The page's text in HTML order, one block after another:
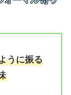
うに振る